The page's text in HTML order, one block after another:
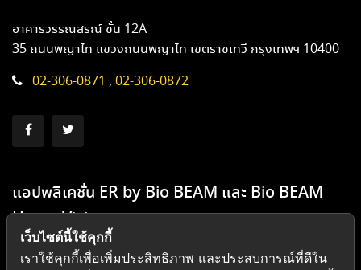
อาคารวรรณสรณ์ ชั้น 12A
35 ถนนพญาไท แขวงถนนพญาไท เขตราชเทวี กรุงเทพฯ 10400
02-306-0871 , 02-306-0872
แอปพลิเคชั่น ER by Bio BEAM และ Bio BEAM
Home Visit
×
เว็บไซต์นี้ใช้คุกกี้
เราใช้คุกกี้เพื่อเพิ่มประสิทธิภาพ และประสบการณ์ที่ดีใน